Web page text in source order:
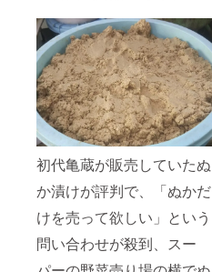
初代亀蔵が販売していたぬ
か漬けが評判で、「ぬかだ
けを売って欲しい」という
問い合わせが殺到、スー